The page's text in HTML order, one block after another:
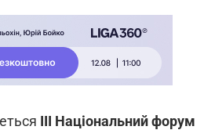
ІІІ Національний форум